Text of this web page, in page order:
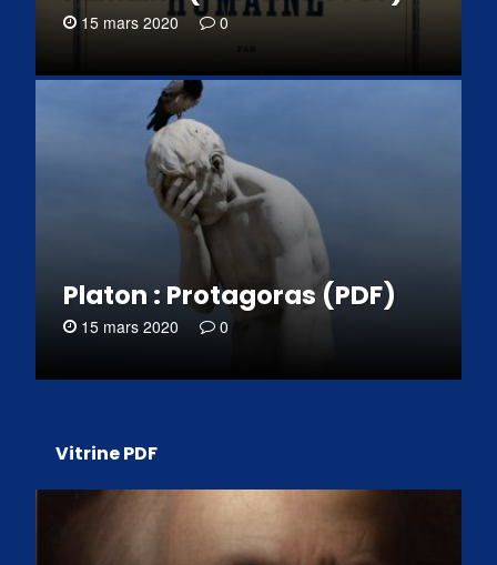
15 mars 2020 0
Platon : Protagoras (PDF)
15 mars 2020 0
Vitrine PDF